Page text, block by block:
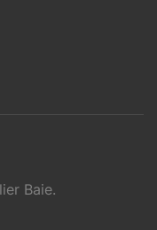
Baie.